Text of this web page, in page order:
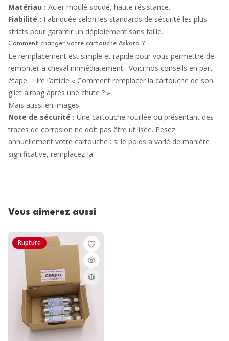
Matériau : Acier moulé soudé, haute résistance.
Fiabilité : Fabriquée selon les standards de sécurité les plus
stricts pour garantir un déploiement sans faille.
Comment changer votre cartouche Askara ?
Le remplacement est simple et rapide pour vous permettre de
remonter à cheval immédiatement : Voici nos conseils en part
étape : Lire l’article « Comment remplacer la cartouche de son
gilet airbag après une chute ? »
Mais aussi en images :
Note de sécurité : Une cartouche rouillée ou présentant des
traces de corrosion ne doit pas être utilisée. Pesez
annuellement votre cartouche : si le poids a varié de manière
significative, remplacez-la.
Vous aimerez aussi
Rupture